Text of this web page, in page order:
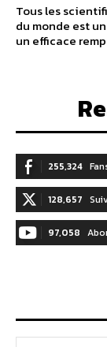
Tous les
du monde est
un efficace
255,324
128,657
97,058